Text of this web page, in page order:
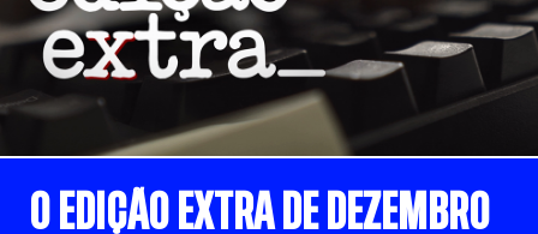
O EDIÇÃO EXTRA DE DEZEMBRO